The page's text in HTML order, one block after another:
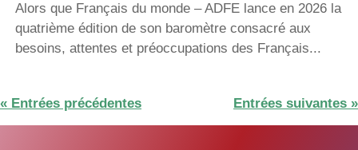
Alors que Français du monde – ADFE lance en 2026 la
quatrième édition de son baromètre consacré aux
besoins, attentes et préoccupations des Français...
« Entrées précédentes Entrées suivantes »